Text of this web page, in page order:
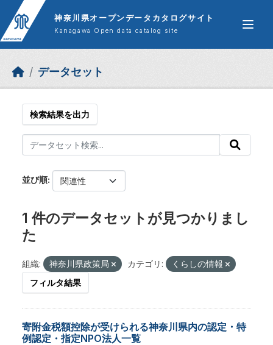
Skip to main content
神奈川県オープンデータカタログサイト
Kanagawa Open data catalog site
データセット
検索結果を出力
並び順
1 件のデータセットが見つかりまし
た
組織: 神奈川県政策局 カテゴリ:
くらしの情報
フィルタ結果
寄附金税額控除が受けられる神奈川県内の認定・特
例認定・指定NPO法人一覧